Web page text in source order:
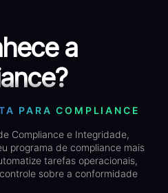
a
PARA COMPLIANCE
Compliance e Integridade,
programa de compliance mais
tarefas operacionais,
sobre a conformidade